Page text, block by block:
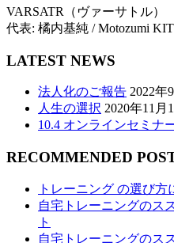
VARSATR（ヴァーサトル）
代表: 橘内基純 / Motozumi
LATEST NEWS
法人化のご報告 2022年
人生の選択 2020年11月
10.4 オンラインセミナ
RECOMMENDED
トレーニング の選び方
自宅トレーニングのス
ト
自宅トレーニングのス